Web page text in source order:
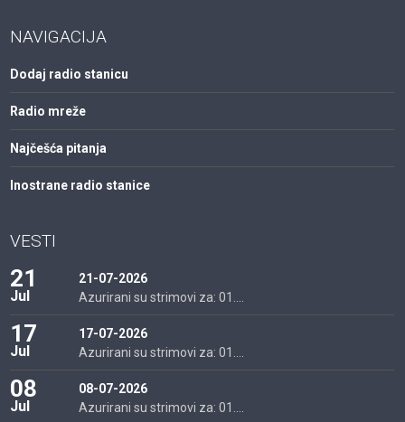
NAVIGACIJA
Dodaj radio stanicu
Radio mreže
Najčešća pitanja
Inostrane radio stanice
VESTI
21
Jul
21-07-2026
Azurirani su strimovi za: 01....
17
Jul
17-07-2026
Azurirani su strimovi za: 01....
08
Jul
08-07-2026
Azurirani su strimovi za: 01....